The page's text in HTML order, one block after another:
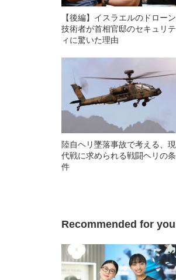
【後編】イスラエルのドローン
技術者が首相官邸のセキュリテ
ィに驚いた理由
陸自ヘリ墜落事故で考える、現
代戦に求められる戦闘ヘリの条
件
Recommended for you